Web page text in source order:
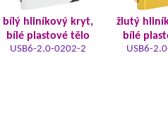
bílý hliníkový kryt,
bílé plastové tělo
USB6-2.0-0202-2
žlutý
bílé
USB6-